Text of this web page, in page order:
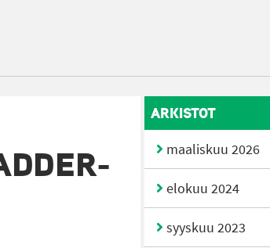
ARKISTOT
maaliskuu 2026
elokuu 2024
syyskuu 2023